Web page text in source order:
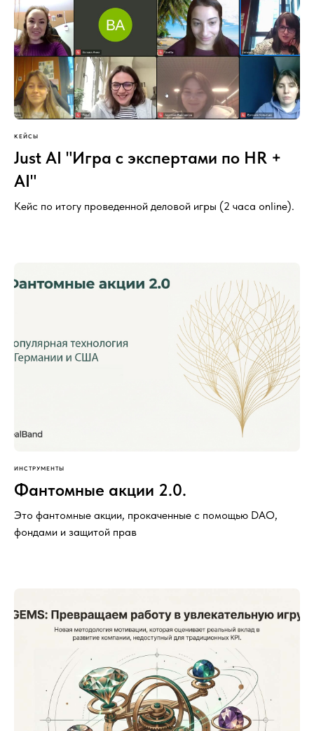
КЕЙСЫ
Just AI "Игра с экспертами по HR +
AI"
Кейс по итогу проведенной деловой игры (2 часа online).
ИНСТРУМЕНТЫ
Фантомные акции 2.0.
Это фантомные акции, прокаченные с помощью DAO,
фондами и защитой прав